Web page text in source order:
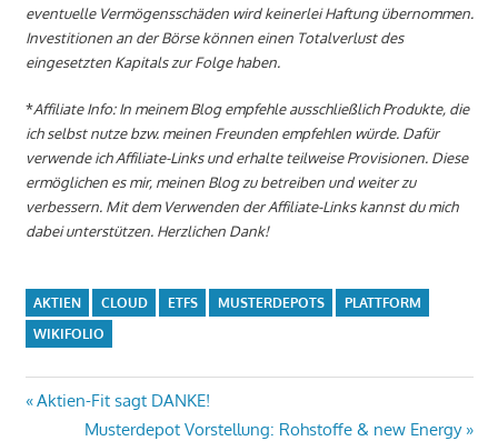
eventuelle Vermögensschäden wird keinerlei Haftung übernommen.
Investitionen an der Börse können einen Totalverlust des
eingesetzten Kapitals zur Folge haben.
*Affiliate Info: In meinem Blog empfehle ausschließlich Produkte, die
ich selbst nutze bzw. meinen Freunden empfehlen würde. Dafür
verwende ich Affiliate-Links und erhalte teilweise Provisionen. Diese
ermöglichen es mir, meinen Blog zu betreiben und weiter zu
verbessern. Mit dem Verwenden der Affiliate-Links kannst du mich
dabei unterstützen. Herzlichen Dank!
AKTIEN CLOUD ETFS MUSTERDEPOTS
PLATTFORM
WIKIFOLIO
Beitragsnavigation
Vorheriger
Beitrag:
Aktien-Fit sagt DANKE!
Nächster
Musterdepot Vorstellung: Rohstoffe & new Energy